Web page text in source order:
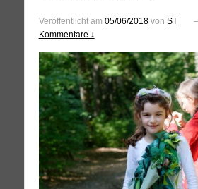
Veröffentlicht am 05/06/2018von ST
Kommentare ↓